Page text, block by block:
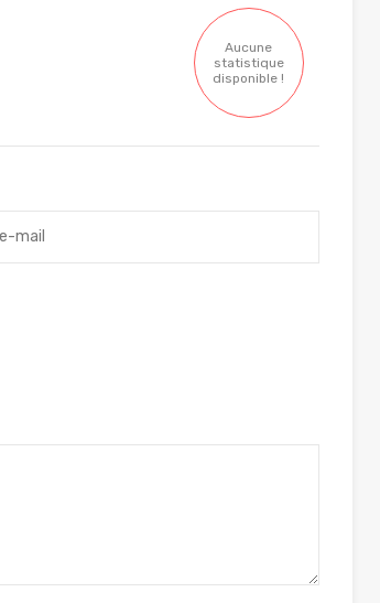
Aucune
statistique
disponible !